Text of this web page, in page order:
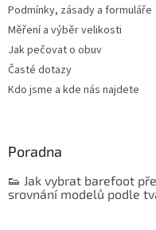
Podmínky, zásady a formuláře
Měření a výběr velikosti
Jak pečovat o obuv
Časté dotazy
Kdo jsme a kde nás najdete
Poradna
👟 Jak vybrat barefoot
srovnání modelů podle